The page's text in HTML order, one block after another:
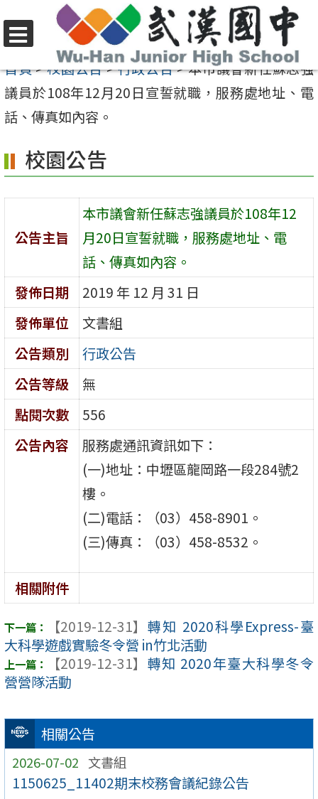
至
要
內
區
選
單
首頁>校園公告>行政公告>本市議會新任蘇志強
議員於108年12月20日宣誓就職，服務處地址、電
話、傳真如內容。
相關公告
2026-07-02 文書組
1150625_11402期末校務會議紀錄公告
校園公告
公告主旨
本市議會新任蘇志強議員於108年12
月20日宣誓就職，服務處地址、電
話、傳真如內容。
發佈日期
2019 年 12 月 31 日
發佈單位
文書組
公告類別
行政公告
公告等級
無
點閱次數
556
公告內容
服務處通訊資訊如下：
(一)地址：中壢區龍岡路一段284號2
樓。
(二)電話：（03）458-8901。
(三)傳真：（03）458-8532。
相關附件
【2019-12-31】 轉知 2020科學Express-臺
大科學遊戲實驗冬令營 in竹北活動
【2019-12-31】 轉知 2020年臺大科學冬令
營營隊活動